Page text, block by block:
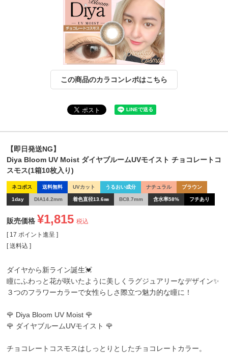
この商品のカラコンレポはこちら
【即日発送NG】
Diya Bloom UV Moist ダイヤブルームUVモイスト チョコレートコ
スモス(1箱10枚入り)
ネコポス 送料無料 UVカット うるおい成分 ナチュラル ブラウン
1day DIA14.2mm 着色直径13.6㎜ BC8.7mm 含水率58% フチあり
販売価格 ¥1,815 税込
[ 17 ポイント進呈 ]
送料込
ダイヤから新ライン誕生💓
瞳にふわっと花が咲いたように美しくラグジュアリーなデザイン✨
３つのフラワーカラーで女性らしさ際立つ魅力的な瞳に！
🌹 Diya Bloom UV Moist 🌹
🌹 ダイヤブルームUVモイスト 🌹
チョコレートコスモスはしっとりとしたチョコレートカラー。